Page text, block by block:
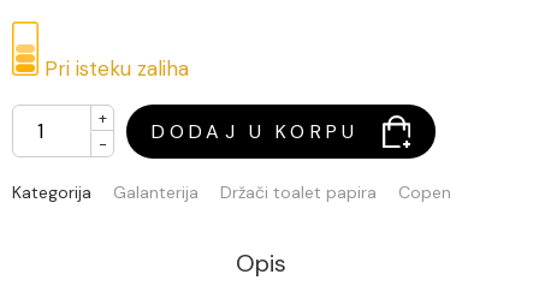
Pri isteku zaliha
+
-
DODAJ U KORPU
Kategorija Galanterija Držači toalet papira Copen
Opis